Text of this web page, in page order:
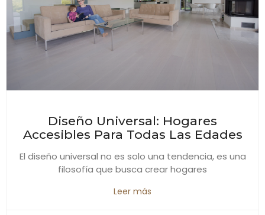
Diseño Universal: Hogares
Accesibles Para Todas Las Edades
El diseño universal no es solo una tendencia, es una
filosofía que busca crear hogares
Leer más